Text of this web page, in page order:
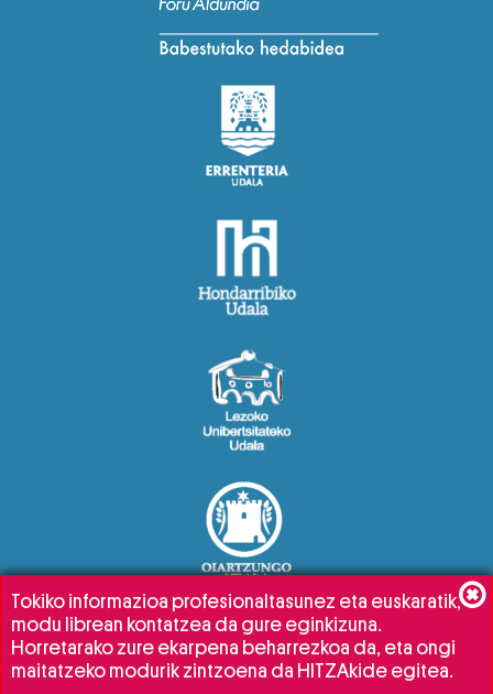
Tokiko informazioa profesionaltasunez eta euskaratik,
modu librean kontatzea da gure eginkizuna.
Horretarako zure ekarpena beharrezkoa da, eta ongi
maitatzeko modurik zintzoena da HITZAkide egitea.